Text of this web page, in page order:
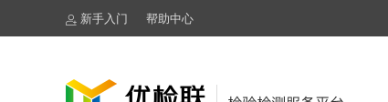
新手入门 帮助中心